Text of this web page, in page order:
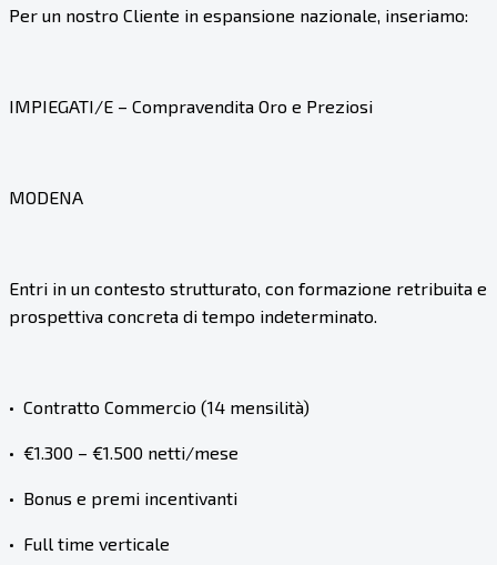
Per un nostro Cliente in espansione nazionale, inseriamo:
IMPIEGATI/E – Compravendita Oro e Preziosi
MODENA
Entri in un contesto strutturato, con formazione retribuita e
prospettiva concreta di tempo indeterminato.
•⁠ ⁠Contratto Commercio (14 mensilità)
•⁠ ⁠€1.300 – €1.500 netti/mese
•⁠ ⁠Bonus e premi incentivanti
•⁠ ⁠Full time verticale